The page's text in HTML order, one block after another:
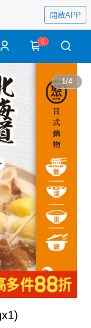
開啟APP
0
1/4